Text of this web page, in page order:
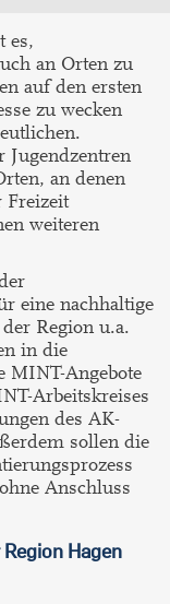
es,
an Orten zu
auf den ersten
zu wecken
an denen
Freizeit
weiteren
eine nachhaltige
Region u.a.
in die
MINT-Angebote
Arbeitskreises
des AK-
sollen die
Anschluss
Hagen